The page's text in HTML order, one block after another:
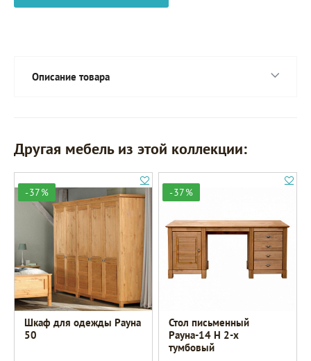
Описание товара
Другая мебель из этой коллекции:
-37%
Шкаф для одежды Рауна
50
-37%
Стол письменный
Рауна-14 Н 2-х
тумбовый